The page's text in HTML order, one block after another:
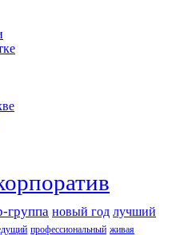
группа новый год лучший
профессиональный живая